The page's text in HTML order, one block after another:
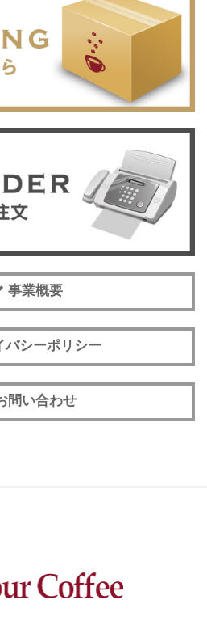
事業概要
バシーポリシー
問い合わせ